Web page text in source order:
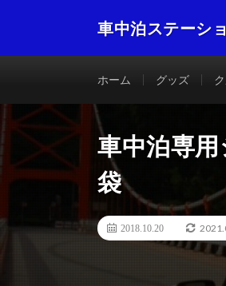
車中泊ステーシ
ホーム グッズ
車中泊専
袋
2018.10.20